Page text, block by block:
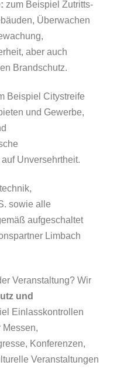
zum Beispiel Zutritts-
Überwachen
aber auch
Brandschutz.
Beispiel Citystreife
und Gewerbe,
Unversehrtheit.
sowie alle
aufgeschaltet
Limbach
Veranstaltung? Wir
und
Einlasskontrollen
Messen,
Konferenzen,
Veranstaltungen